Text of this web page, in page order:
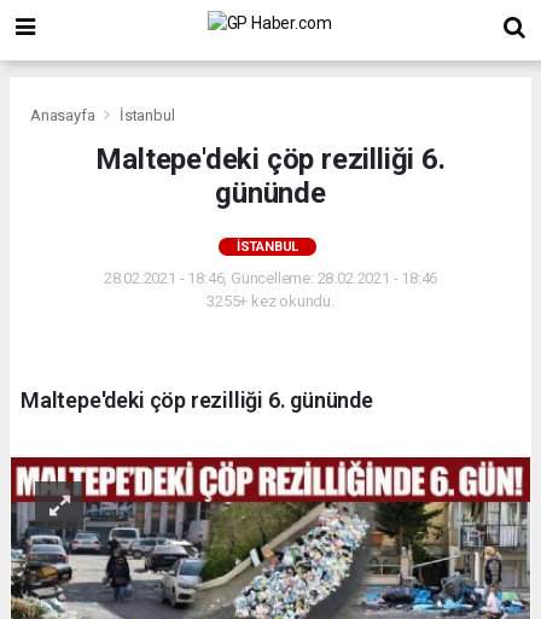
Anasayfa İstanbul
Maltepe'deki çöp rezilliği 6.
gününde
İSTANBUL
28.02.2021 - 18:46, Güncelleme: 28.02.2021 - 18:46
3255+ kez okundu.
Maltepe'deki çöp rezilliği 6. gününde